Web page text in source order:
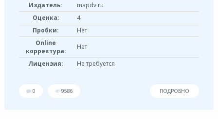
Издатель:
mapdv.ru
Оценка:
4
Пробки:
Нет
Online
корректура:
Нет
Лицензия: Не требуется
0 9586 ПОДРОБНО